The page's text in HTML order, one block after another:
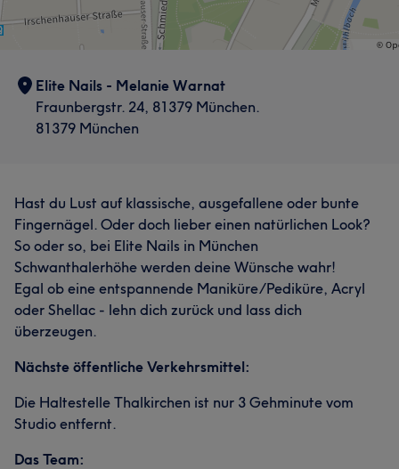
Elite Nails - Melanie Warnat
Fraunbergstr. 24, 81379 München.
81379 München
Hast du Lust auf klassische, ausgefallene oder bunte
Fingernägel. Oder doch lieber einen natürlichen Look?
So oder so, bei Elite Nails in München
Schwanthalerhöhe werden deine Wünsche wahr!
Egal ob eine entspannende Maniküre/Pediküre, Acryl
oder Shellac - lehn dich zurück und lass dich
überzeugen.
Nächste öffentliche Verkehrsmittel:
Die Haltestelle Thalkirchen ist nur 3 Gehminute vom
Studio entfernt.
Das Team: